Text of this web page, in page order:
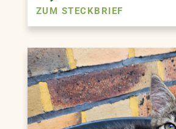
ZUM STECKBRIEF